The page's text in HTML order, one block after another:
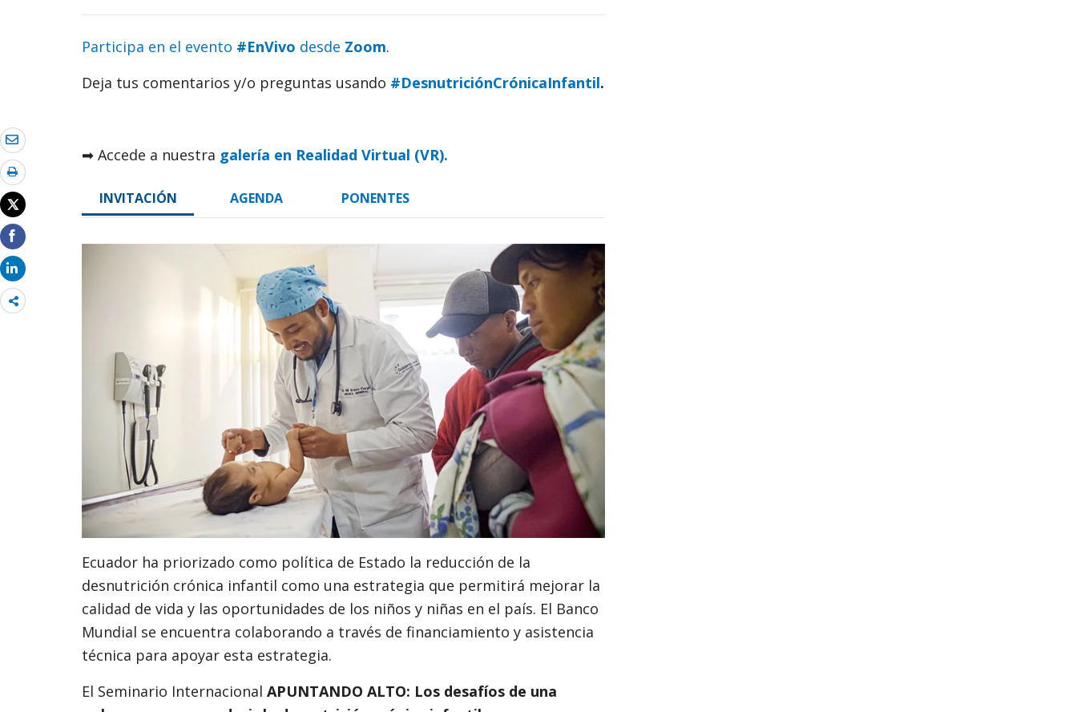
Share
more
Participa en el evento #EnVivo desde Zoom.
Deja tus comentarios y/o preguntas usando #DesnutriciónCrónicaInfantil.
➡ Accede a nuestra galería en Realidad Virtual (VR).
INVITACIÓN AGENDA PONENTES
Ecuador ha priorizado como política de Estado la reducción de la
desnutrición crónica infantil como una estrategia que permitirá mejorar la
calidad de vida y las oportunidades de los niños y niñas en el país. El Banco
Mundial se encuentra colaborando a través de financiamiento y asistencia
técnica para apoyar esta estrategia.
El Seminario Internacional APUNTANDO ALTO: Los desafíos de una